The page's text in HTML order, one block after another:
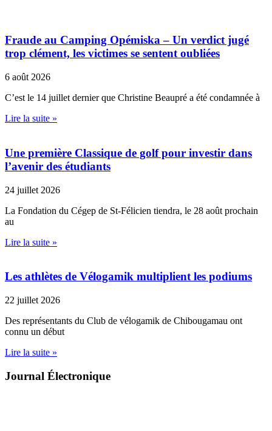
Fraude au Camping Opémiska – Un verdict jugé
trop clément, les victimes se sentent oubliées
6 août 2026
C’est le 14 juillet dernier que Christine Beaupré a été condamnée à
Lire la suite »
Une première Classique de golf pour investir dans
l’avenir des étudiants
24 juillet 2026
La Fondation du Cégep de St-Félicien tiendra, le 28 août prochain
au
Lire la suite »
Les athlètes de Vélogamik multiplient les podiums
22 juillet 2026
Des représentants du Club de vélogamik de Chibougamau ont
connu un début
Lire la suite »
Journal Électronique